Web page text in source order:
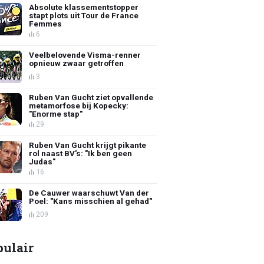
Absolute klassementstopper
stapt plots uit Tour de France
Femmes
6
Veelbelovende Visma-renner
opnieuw zwaar getroffen
3
Ruben Van Gucht ziet opvallende
metamorfose bij Kopecky:
"Enorme stap"
29
Ruben Van Gucht krijgt pikante
rol naast BV's: "Ik ben geen
Judas"
16
De Cauwer waarschuwt Van der
Poel: "Kans misschien al gehad"
209